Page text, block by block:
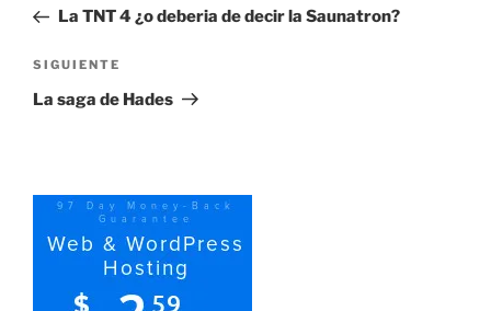
entradas
anterior:
La TNT 4 ¿o deberia de decir la Saunatron?
Siguiente
entrada
SIGUIENTE
La saga de Hades